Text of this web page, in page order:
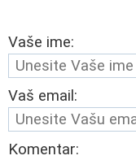
Vaše ime:
Vaš email:
Komentar: